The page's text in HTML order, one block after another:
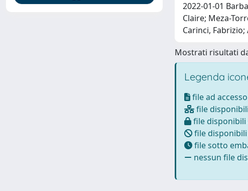
2022-01-01
Claire; Meza-
Carinci,
Mostrati risultati
Legenda
file ad
file
file
file
file sotto
nessun file